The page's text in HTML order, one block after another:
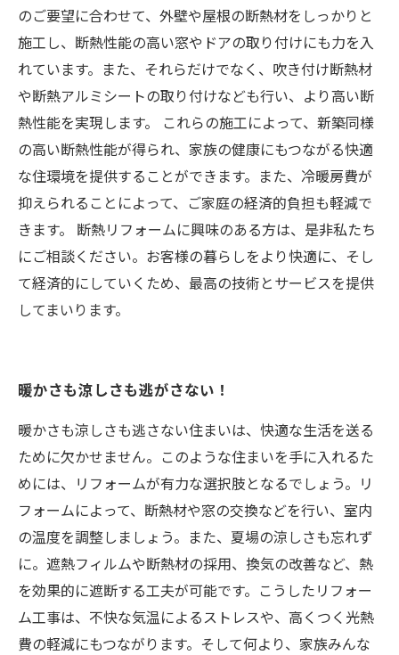
のご要望に合わせて、外壁や屋根の断熱材をしっかりと
施工し、断熱性能の高い窓やドアの取り付けにも力を入
れています。また、それらだけでなく、吹き付け断熱材
や断熱アルミシートの取り付けなども行い、より高い断
熱性能を実現します。 これらの施工によって、新築同様
の高い断熱性能が得られ、家族の健康にもつながる快適
な住環境を提供することができます。また、冷暖房費が
抑えられることによって、ご家庭の経済的負担も軽減で
きます。 断熱リフォームに興味のある方は、是非私たち
にご相談ください。お客様の暮らしをより快適に、そし
て経済的にしていくため、最高の技術とサービスを提供
してまいります。
暖かさも涼しさも逃がさない！
暖かさも涼しさも逃さない住まいは、快適な生活を送る
ために欠かせません。このような住まいを手に入れるた
めには、リフォームが有力な選択肢となるでしょう。リ
フォームによって、断熱材や窓の交換などを行い、室内
の温度を調整しましょう。また、夏場の涼しさも忘れず
に。遮熱フィルムや断熱材の採用、換気の改善など、熱
を効果的に遮断する工夫が可能です。こうしたリフォー
ム工事は、不快な気温によるストレスや、高くつく光熱
費の軽減にもつながります。そして何より、家族みんな